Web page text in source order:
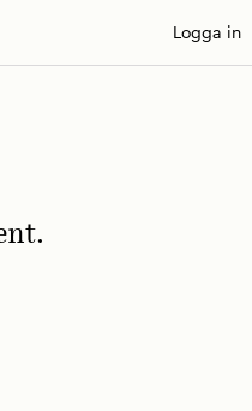
Logga in